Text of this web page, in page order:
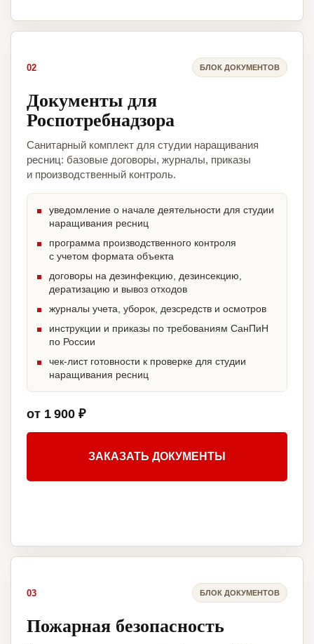
02 БЛОК ДОКУМЕНТОВ
Документы для
Роспотребнадзора
Санитарный комплект для студии наращивания
ресниц: базовые договоры, журналы, приказы
и производственный контроль.
уведомление о начале деятельности для студии
наращивания ресниц
программа производственного контроля
с учетом формата объекта
договоры на дезинфекцию, дезинсекцию,
дератизацию и вывоз отходов
журналы учета, уборок, дезсредств и осмотров
инструкции и приказы по требованиям СанПиН
по России
чек-лист готовности к проверке для студии
наращивания ресниц
от 1 900 ₽
ЗАКАЗАТЬ ДОКУМЕНТЫ
03 БЛОК ДОКУМЕНТОВ
Пожарная безопасность